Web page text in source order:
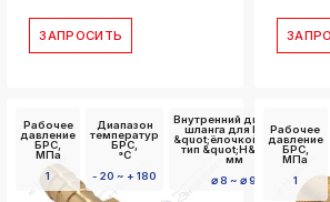
ЗАПРОСИТЬ
Рабочее
давление
БРС,
МПа
1
Диапазон
температур
БРС,
°C
- 20 ~ + 180
Внутренний диаметр
шланга для БРС с
&quot;ёлочкой&quot;
тип &quot;Н&quot;,
мм
⌀ 8 ~ ⌀ 9
Рабочее
давление
БРС,
МПа
1